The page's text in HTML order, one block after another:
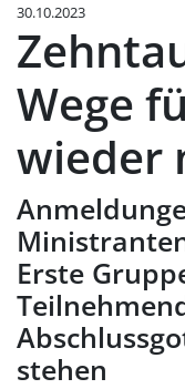
30.10.2023
Wege
wieder
Erste
stehen